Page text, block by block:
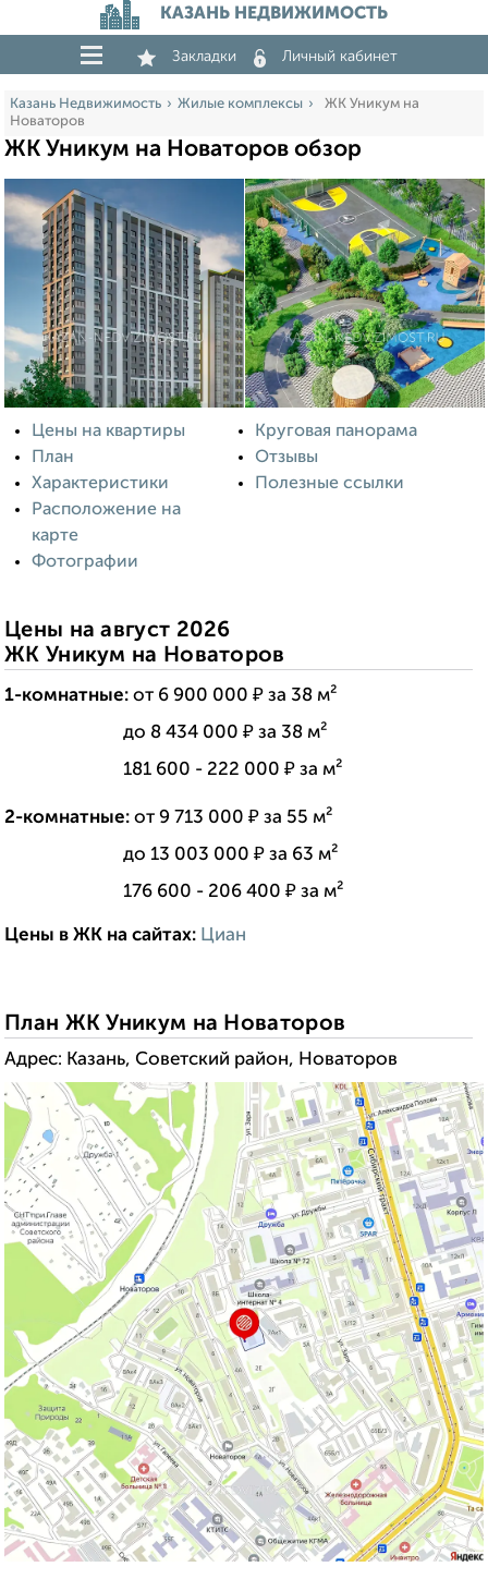
КАЗАНЬ НЕДВИЖИМОСТЬ
Закладки Личный кабинет
Казань Недвижимость Жилые комплексы
ЖК Уникум на
Новаторов
ЖК Уникум на Новаторов обзор
Цены на квартиры
План
Характеристики
Расположение на
карте
Фотографии
Круговая панорама
Отзывы
Полезные ссылки
Цены на август 2026
ЖК Уникум на Новаторов
1-комнатные: от 6 900 000 ₽ за 38 м²
до 8 434 000 ₽ за 38 м²
181 600 - 222 000 ₽ за м²
2-комнатные: от 9 713 000 ₽ за 55 м²
до 13 003 000 ₽ за 63 м²
176 600 - 206 400 ₽ за м²
Цены в ЖК на сайтах: Циан
План ЖК Уникум на Новаторов
Адрес: Казань, Советский район, Новаторов